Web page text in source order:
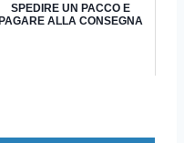
SPEDIRE UN PACCO E
ALLA CONSEGNA